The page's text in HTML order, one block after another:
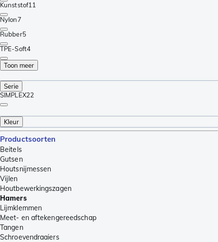
Kunststof11
Nylon7
Rubber5
TPE-Soft4
Toon meer
Serie
SIMPLEX22
Kleur
Productsoorten
Beitels
Gutsen
Houtsnijmessen
Vijlen
Houtbewerkingszagen
Hamers
Lijmklemmen
Meet- en aftekengereedschap
Tangen
Schroevendraaiers